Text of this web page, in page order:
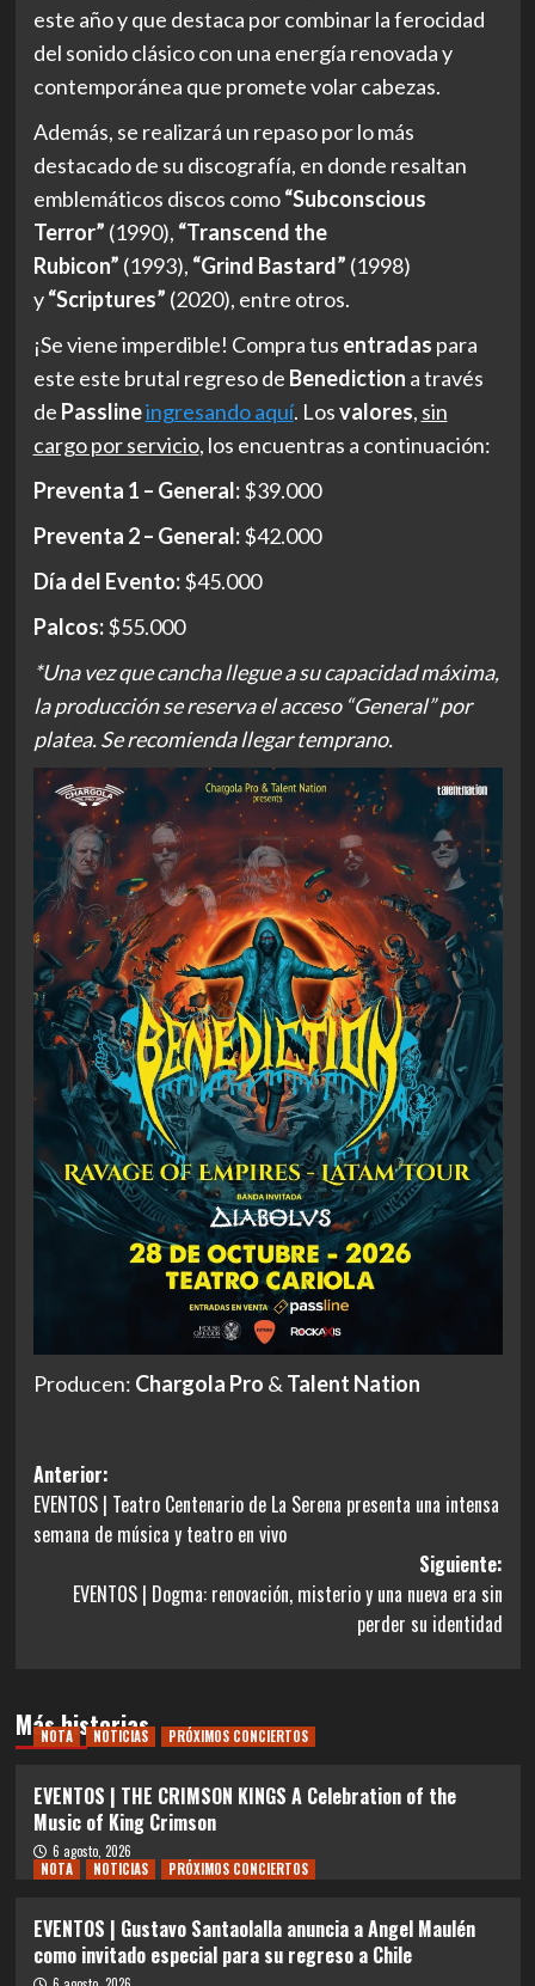
este año y que destaca por combinar la ferocidad
del sonido clásico con una energía renovada y
contemporánea que promete volar cabezas.
Además, se realizará un repaso por lo más
destacado de su discografía, en donde resaltan
emblemáticos discos como“Subconscious
Terror” (1990), “Transcend the
Rubicon” (1993), “Grind Bastard” (1998)
y“Scriptures” (2020), entre otros.
¡Se viene imperdible! Compra tus entradas para
este este brutal regreso de Benediction a través
de Passlineingresando aquí. Losvalores, sin
cargo por servicio, los encuentras a continuación:
Preventa 1 – General:$39.000
Preventa 2 – General:$42.000
Día del Evento:$45.000
Palcos:$55.000
*Una vez que cancha llegue a su capacidad máxima,
la producción se reserva el acceso “General” por
platea. Se recomienda llegar temprano.
Producen: Chargola Pro & Talent Nation
Navegación
de
entradas
Anterior:
EVENTOS | Teatro Centenario de La Serena presenta una intensa
semana de música y teatro en vivo
Siguiente:
EVENTOS | Dogma: renovación, misterio y una nueva era sin
perder su identidad
Más historias
NOTA NOTICIAS PRÓXIMOS CONCIERTOS
EVENTOS | THE CRIMSON KINGS A Celebration of the
Music of King Crimson
6 agosto, 2026
NOTA
NOTICIAS PRÓXIMOS CONCIERTOS
EVENTOS | Gustavo Santaolalla anuncia a Angel Maulén
como invitado especial para su regreso a Chile